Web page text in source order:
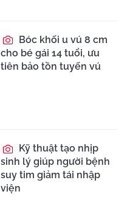
Bóc khối u vú 8 cm
cho bé gái 14 tuổi, ưu
tiên bảo tồn tuyến vú
Kỹ thuật tạo nhịp
sinh lý giúp người bệnh
suy tim giảm tái nhập
viện